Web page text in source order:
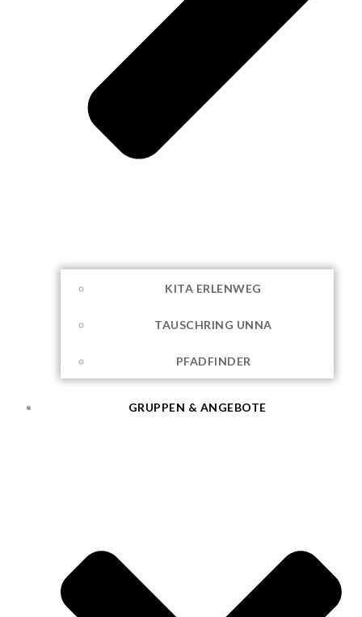
KITA ERLENWEG
TAUSCHRING UNNA
PFADFINDER
GRUPPEN & ANGEBOTE